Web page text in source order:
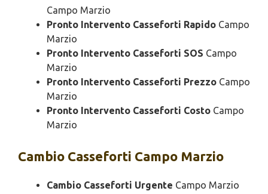
Campo Marzio
Pronto Intervento Casseforti Rapido Campo
Marzio
Pronto Intervento Casseforti SOS Campo
Marzio
Pronto Intervento Casseforti Prezzo Campo
Marzio
Pronto Intervento Casseforti Costo Campo
Marzio
Cambio Casseforti Campo Marzio
Cambio Casseforti Urgente Campo Marzio